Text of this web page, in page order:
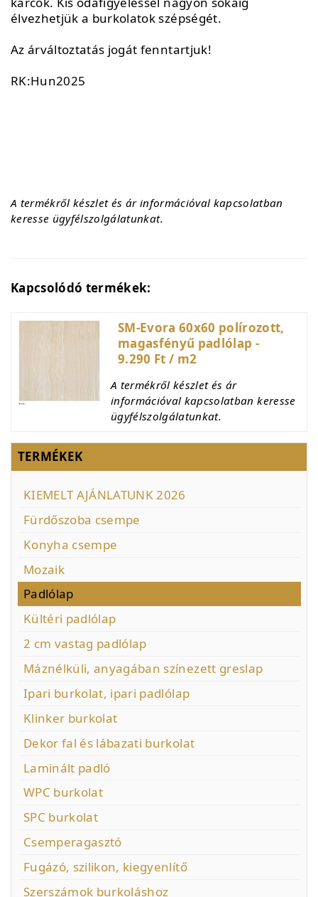
élvezhetjük a burkolatok szépségét.
Az árváltoztatás jogát fenntartjuk!
RK:Hun2025
A termékről készlet és ár információval kapcsolatban
keresse ügyfélszolgálatunkat.
Kapcsolódó termékek:
SM-Evora 60x60 polírozott,
magasfényű padlólap -
9.290 Ft / m2
A termékről készlet és ár
információval kapcsolatban keresse
ügyfélszolgálatunkat.
TERMÉKEK
KIEMELT AJÁNLATUNK 2026
Fürdőszoba csempe
Konyha csempe
Mozaik
Padlólap
Kültéri padlólap
2 cm vastag padlólap
Máznélküli, anyagában színezett greslap
Ipari burkolat, ipari padlólap
Klinker burkolat
Dekor fal és lábazati burkolat
Laminált padló
WPC burkolat
SPC burkolat
Csemperagasztó
Fugázó, szilikon, kiegyenlítő
Szerszámok burkoláshoz